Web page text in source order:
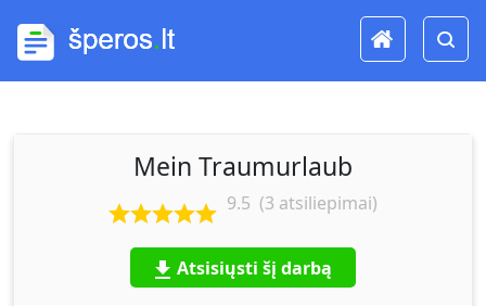
Mein Traumurlaub
9.5 (3 atsiliepimai)
Atsisiųsti šį darbą